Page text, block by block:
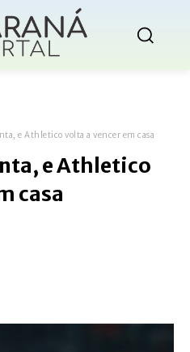
e Athletico volta a vencer em casa
e Athletico
casa